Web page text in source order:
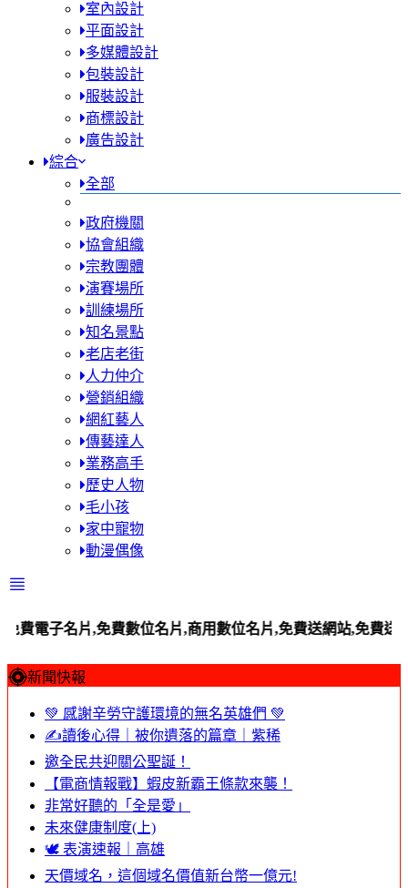
室內設計
平面設計
多媒體設計
包裝設計
服裝設計
商標設計
廣告設計
綜合
全部
政府機關
協會組織
宗教團體
演賽場所
訓練場所
知名景點
老店老街
人力仲介
營銷組織
網紅藝人
傳藝達人
業務高手
歷史人物
毛小孩
家中寵物
動漫偶像
名片,免費數位名片,商用數位名片,免費送網站,免費送平台站
新聞快報
💚 感謝辛勞守護環境的無名英雄們 💚
✍️讀後心得｜被你遺落的篇章｜紫稀
邀全民共迎關公聖誕！
【電商情報戰】蝦皮新霸王條款來襲！
非常好聽的「全是愛」
未來健康制度(上)
🕊️ 表演速報｜高雄
天價域名，這個域名價值新台幣一億元!